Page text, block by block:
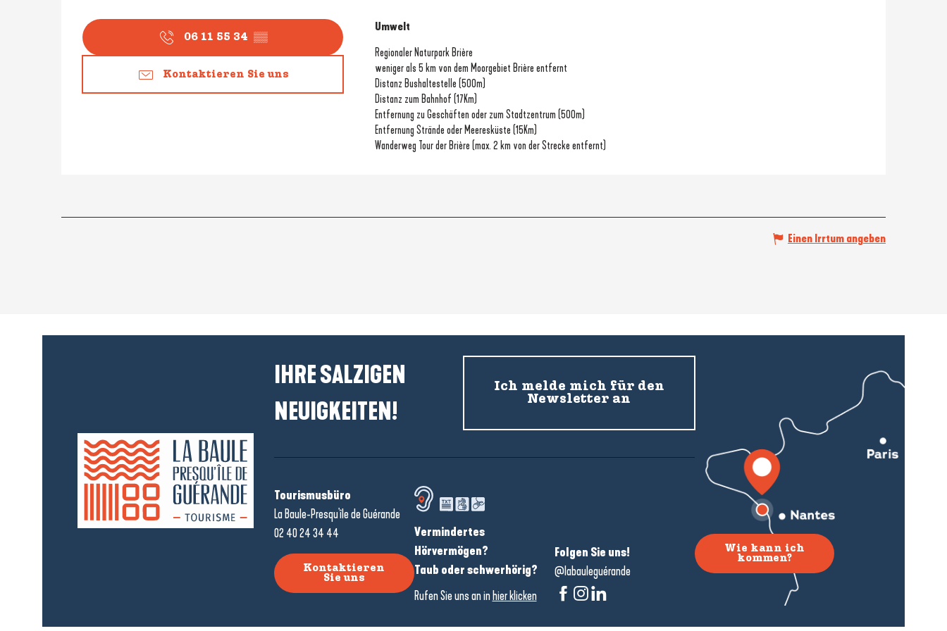
06 11 55 34 ▒▒
Kontaktieren Sie uns
Umwelt
Umwelt
Regionaler Naturpark Brière
weniger als 5 km von dem Moorgebiet Brière entfernt
Distanz Bushaltestelle (500m)
Distanz zum Bahnhof (17Km)
Entfernung zu Geschäften oder zum Stadtzentrum (500m)
Entfernung Strände oder Meeresküste (15Km)
Wanderweg Tour der Brière (max. 2 km von der Strecke entfernt)
Einen Irrtum angeben
IHRE SALZIGEN
NEUIGKEITEN!
Ich melde mich für den
Newsletter an
Tourismusbüro
La Baule-Presqu'île de Guérande
02 40 24 34 44
Kontaktieren
Sie uns
Vermindertes
Hörvermögen?
Taub oder schwerhörig?
Rufen Sie uns an in hier klicken
Folgen Sie uns!
@labauleguérande
Wie kann ich
kommen?